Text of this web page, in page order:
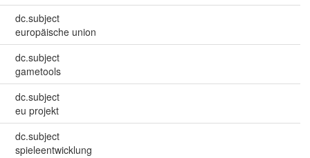
dc.subject
europäische union
dc.subject
gametools
dc.subject
eu projekt
dc.subject
spieleentwicklung